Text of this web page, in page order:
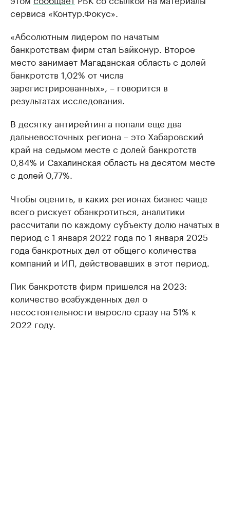
сервиса «Контур.Фокус».
«Абсолютным лидером по начатым
банкротствам фирм стал Байконур. Второе
место занимает Магаданская область с долей
банкротств 1,02% от числа
зарегистрированных», – говорится в
результатах исследования.
В десятку антирейтинга попали еще два
дальневосточных региона – это Хабаровский
край на седьмом месте с долей банкротств
0,84% и Сахалинская область на десятом месте
с долей 0,77%.
Чтобы оценить, в каких регионах бизнес чаще
всего рискует обанкротиться, аналитики
рассчитали по каждому субъекту долю начатых в
период с 1 января 2022 года по 1 января 2025
года банкротных дел от общего количества
компаний и ИП, действовавших в этот период.
Пик банкротств фирм пришелся на 2023:
количество возбужденных дел о
несостоятельности выросло сразу на 51% к
2022 году.